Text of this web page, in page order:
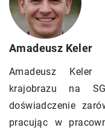
Amadeusz Keler
Amadeusz Keler
krajobrazu na
doświadczenie
pracując w